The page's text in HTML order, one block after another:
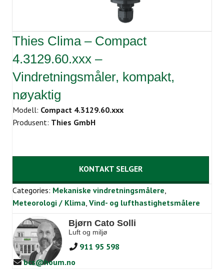
Thies Clima – Compact
4.3129.60.xxx –
Vindretningsmåler, kompakt,
nøyaktig
Modell: Compact 4.3129.60.xxx
Produsent: Thies GmbH
KONTAKT SELGER
Categories: Mekaniske vindretningsmålere,
Meteorologi / Klima, Vind- og lufthastighetsmålere
Bjørn Cato Solli
Luft og miljø
911 95 598
bcs@houm.no